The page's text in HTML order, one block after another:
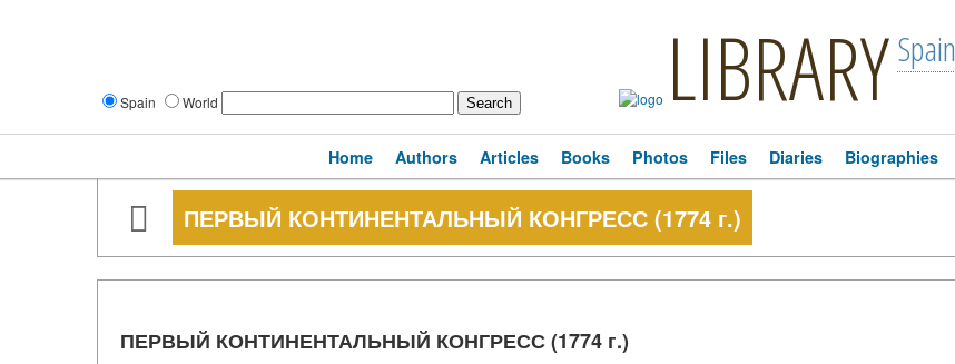
Spain World LIBRARY Spain
Home Authors Articles Books Photos Files Diaries Biographies
ПЕРВЫЙ КОНТИНЕНТАЛЬНЫЙ КОНГРЕСС (1774 г.)
ПЕРВЫЙ КОНТИНЕНТАЛЬНЫЙ КОНГРЕСС (1774 г.)